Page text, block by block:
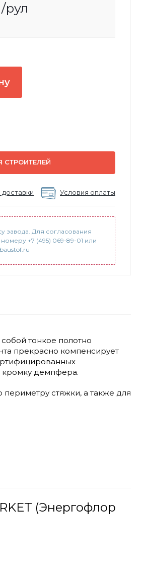
/рул
Условия оплаты
завода. Для согласования
+7 (495) 069-89-01 или
тонкое полотно
прекрасно компенсирует
кромку демпфера.
периметру стяжки, а также для
(Энергофлор